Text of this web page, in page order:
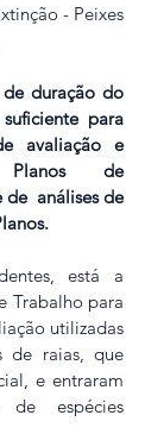
- Peixes
duração do
para
avaliação e
Planos de
de  análises de
está a
Trabalho para
utilizadas
de raias, que
e entraram
espécies